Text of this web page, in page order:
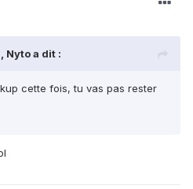
Nyto a dit :
cette fois, tu vas pas rester